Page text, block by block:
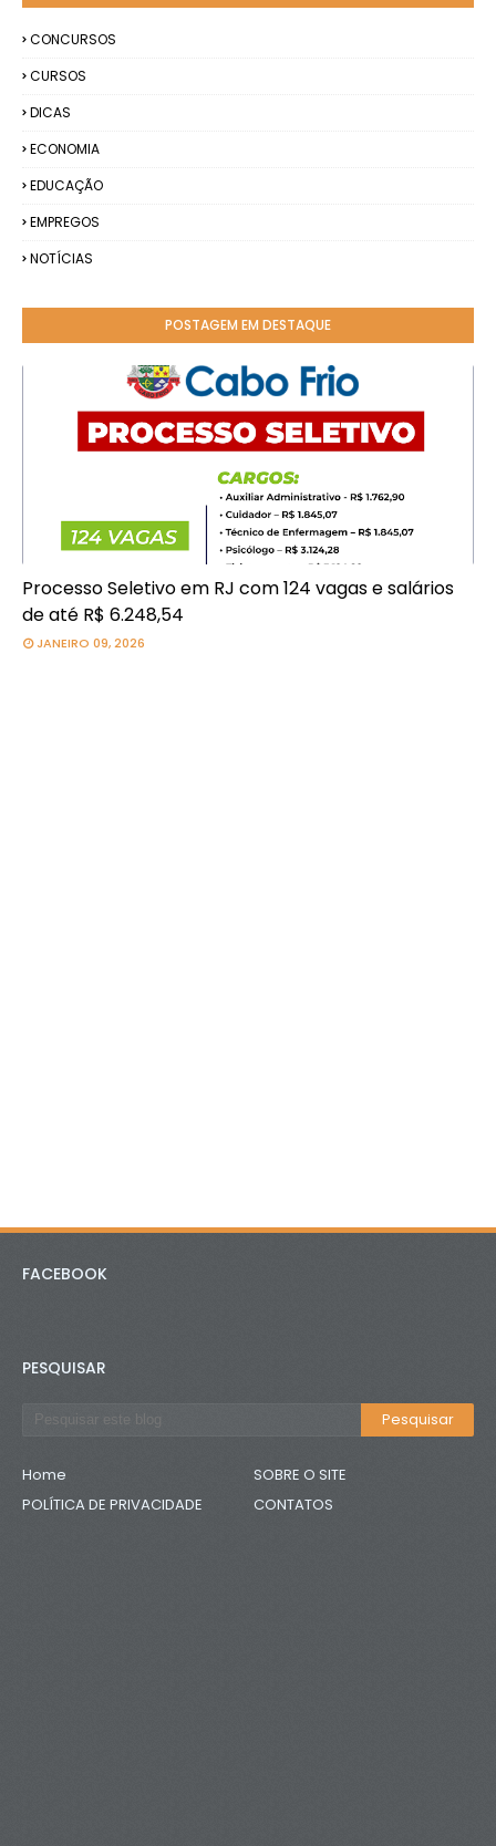
CONCURSOS
CURSOS
DICAS
ECONOMIA
EDUCAÇÃO
EMPREGOS
NOTÍCIAS
POSTAGEM EM DESTAQUE
Processo Seletivo em RJ com 124 vagas e salários
de até R$ 6.248,54
JANEIRO 09, 2026
FACEBOOK
PESQUISAR
Home
SOBRE O SITE
POLÍTICA DE PRIVACIDADE
CONTATOS